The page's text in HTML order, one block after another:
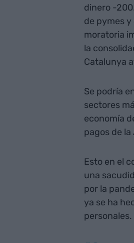
dinero -
de pymes
moratoria
la
Catalunya
Se podría
sectores
economía
pagos de
Esto en el
una
por la
ya se ha
personales.